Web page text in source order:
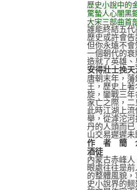
歷史小說中的
驚蟄人心闇黑
大宋三部曲首
誰能終結五代
歷史或許會告
但你永遠不會
一個朝代的衰
造就了英雄、
安得壯士挽
唐朝末年，
王，歷史上
旋，鑾戰三
家亡之際，二
此時江湖上
舉，從滹沱
丹的人頭而
山交易遲遲
作 者 簡
酒徒
內蒙古赤峰
眼處往往是
的整體風貌
史小說界的